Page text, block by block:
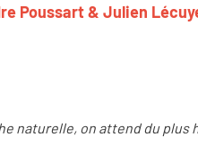
Poussart & Julien
naturelle, on attend du